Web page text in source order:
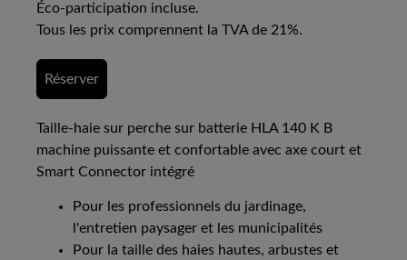
Éco-participation incluse.
Tous les prix comprennent la TVA de 21%.
Réserver
Taille-haie sur perche sur batterie HLA 140 K B
machine puissante et confortable avec axe court et
Smart Connector intégré
Pour les professionnels du jardinage,
l'entretien paysager et les municipalités
Pour la taille des haies hautes, arbustes et